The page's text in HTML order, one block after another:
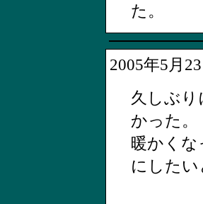
た。
2005年5月
久しぶ
かった。
暖かく
にした